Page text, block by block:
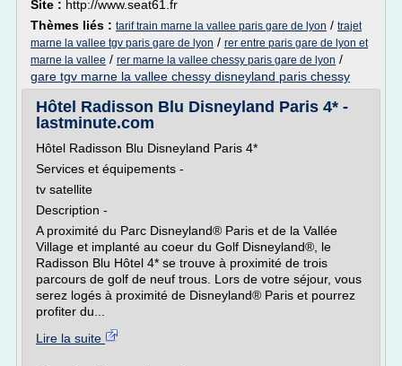
Site : http://www.seat61.fr
Thèmes liés : tarif train marne la vallee paris gare de lyon / trajet
marne la vallee tgv paris gare de lyon / rer entre paris gare de lyon et
marne la vallee / rer marne la vallee chessy paris gare de lyon /
gare tgv marne la vallee chessy disneyland paris chessy
Hôtel Radisson Blu Disneyland Paris 4* -
lastminute.com
Hôtel Radisson Blu Disneyland Paris 4*
Services et équipements -
tv satellite
Description -
A proximité du Parc Disneyland® Paris et de la Vallée
Village et implanté au coeur du Golf Disneyland®, le
Radisson Blu Hôtel 4* se trouve à proximité de trois
parcours de golf de neuf trous. Lors de votre séjour, vous
serez logés à proximité de Disneyland® Paris et pourrez
profiter du...
Lire la suite